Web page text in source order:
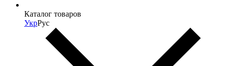
Каталог товаров
УкрРус